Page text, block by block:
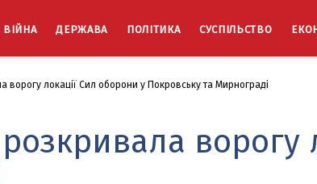
ВІЙНА ДЕРЖАВА ПОЛІТИКА СУСПІЛЬСТВО
ворогу локації Сил оборони у Покровську та Мирнограді
ворогу